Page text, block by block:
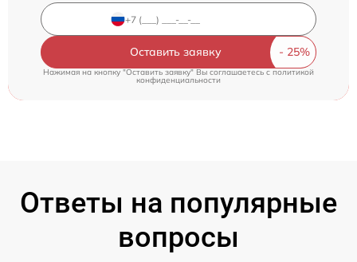
Оставить заявку
Нажимая на кнопку "Оставить заявку" Вы соглашаетесь cполитикой
конфиденциальности
Ответы на популярные
вопросы